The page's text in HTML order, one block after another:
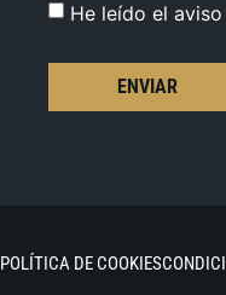
He leído el
ENVIAR
POLÍTICA DE COOKIES